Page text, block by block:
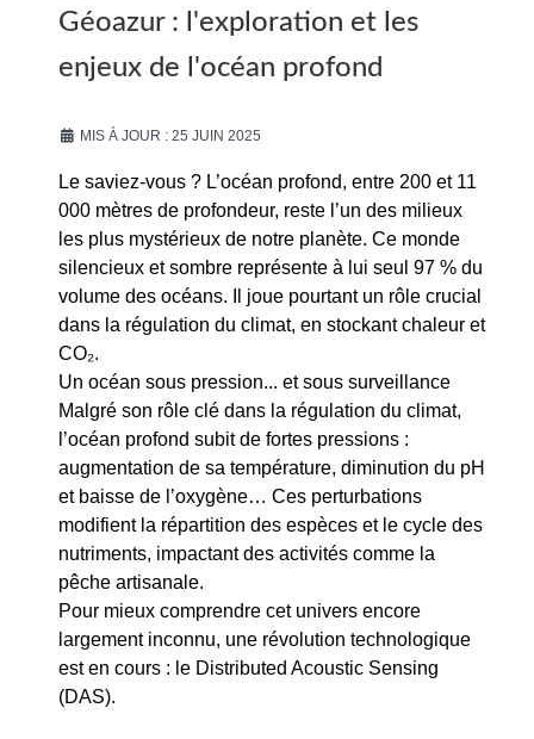
Géoazur : l'exploration et les
enjeux de l'océan profond
MIS À JOUR : 25 JUIN 2025
Le saviez-vous ? L’océan profond, entre 200 et 11
000 mètres de profondeur, reste l’un des milieux
les plus mystérieux de notre planète. Ce monde
silencieux et sombre représente à lui seul 97 % du
volume des océans. Il joue pourtant un rôle crucial
dans la régulation du climat, en stockant chaleur et
CO₂.
Un océan sous pression... et sous surveillance
Malgré son rôle clé dans la régulation du climat,
l’océan profond subit de fortes pressions :
augmentation de sa température, diminution du pH
et baisse de l’oxygène… Ces perturbations
modifient la répartition des espèces et le cycle des
nutriments, impactant des activités comme la
pêche artisanale.
Pour mieux comprendre cet univers encore
largement inconnu, une révolution technologique
est en cours : le Distributed Acoustic Sensing
(DAS).